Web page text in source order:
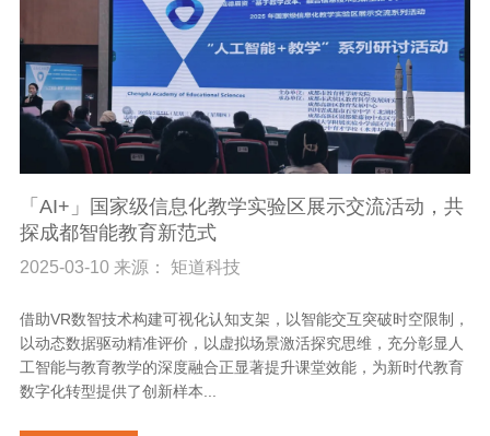
「AI+」国家级信息化教学实验区展示交流活动，共
探成都智能教育新范式
2025-03-10 来源： 矩道科技
借助VR数智技术构建可视化认知支架，以智能交互突破时空限制，
以动态数据驱动精准评价，以虚拟场景激活探究思维，充分彰显人
工智能与教育教学的深度融合正显著提升课堂效能，为新时代教育
数字化转型提供了创新样本...